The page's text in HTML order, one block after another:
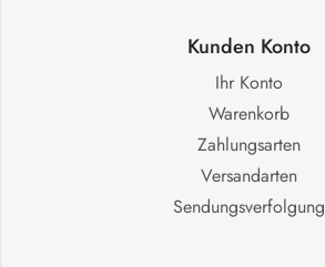
Kunden Konto
Ihr Konto
Warenkorb
Zahlungsarten
Versandarten
Sendungsverfolgung